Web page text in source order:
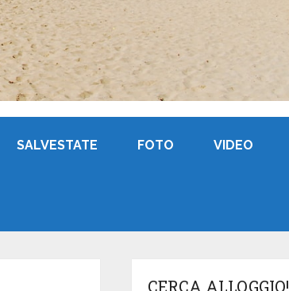
SALVESTATE FOTO VIDEO
CERCA ALLOGGIO!